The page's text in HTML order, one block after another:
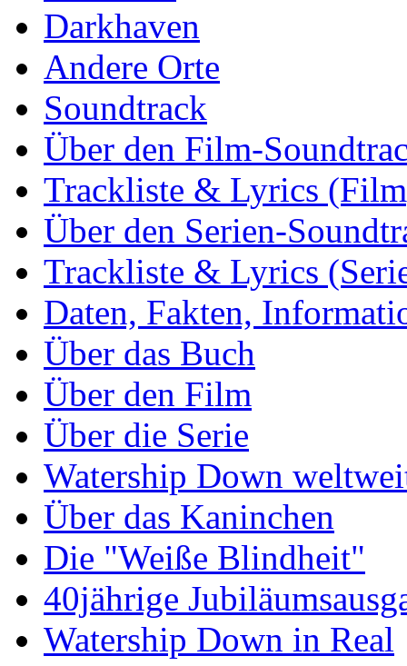
Darkhaven
Andere Orte
Soundtrack
Über den Film-
Trackliste & Lyrics
Über den Serien-
Trackliste & Lyrics
Daten, Fakten,
Über das Buch
Über den Film
Über die Serie
Watership Down
Über das Kaninchen
Die "Weiße Blindheit"
40jährige
Watership Down in Real